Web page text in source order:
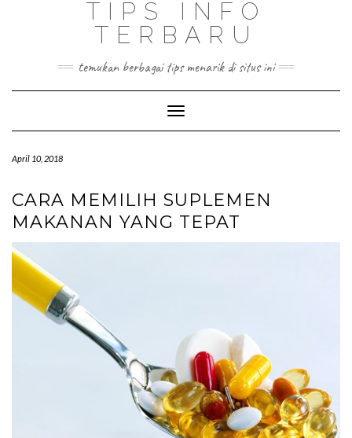
TIPS INFO
TERBARU
temukan berbagai tips menarik di situs ini
Toggle
Navigation
April 10, 2018
CARA MEMILIH SUPLEMEN
MAKANAN YANG TEPAT